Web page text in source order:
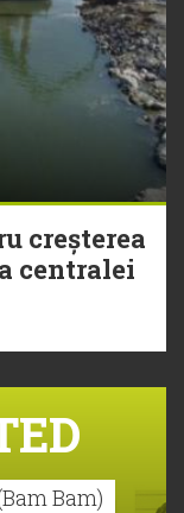
creșterea
centralei
Bam)